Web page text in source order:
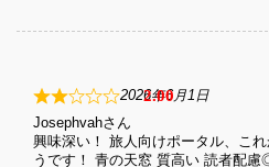
2
2026年6月1日
興味深い！ 旅人向けポータル、こ
うです！ 青の天窓 質高い 読者配慮
Josephvah